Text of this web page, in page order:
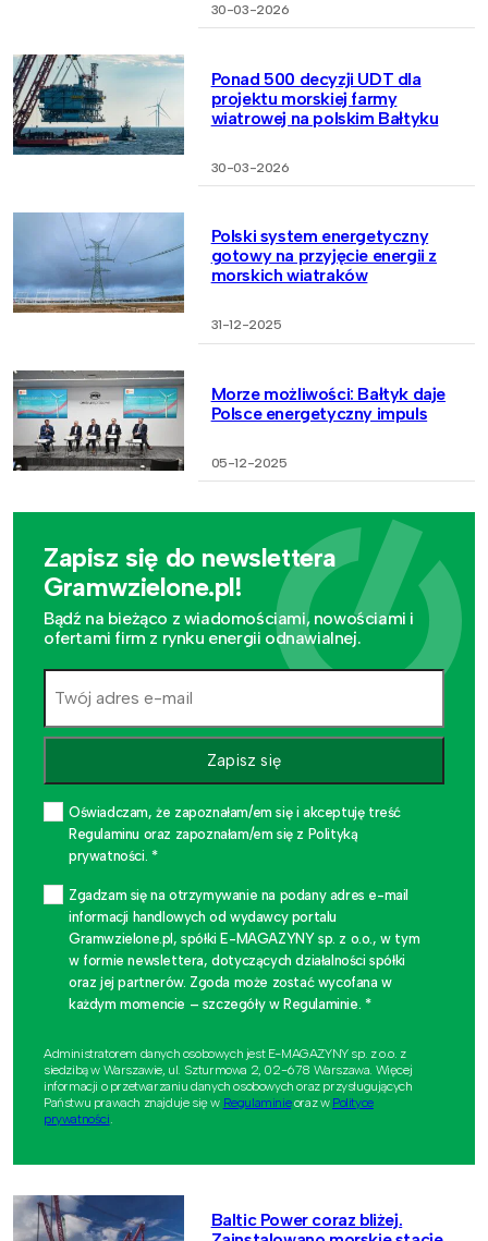
30-03-2026
Ponad 500 decyzji UDT dla
projektu morskiej farmy
wiatrowej na polskim Bałtyku
30-03-2026
Polski system energetyczny
gotowy na przyjęcie energii z
morskich wiatraków
31-12-2025
Morze możliwości: Bałtyk daje
Polsce energetyczny impuls
05-12-2025
Zapisz się do newslettera
Gramwzielone.pl!
Bądź na bieżąco z wiadomościami, nowościami i
ofertami firm z rynku energii odnawialnej.
Zapisz się
Oświadczam, że zapoznałam/em się i akceptuję treść
Regulaminu oraz zapoznałam/em się z Polityką
prywatności. *
Zgadzam się na otrzymywanie na podany adres e-mail
informacji handlowych od wydawcy portalu
Gramwzielone.pl, spółki E-MAGAZYNY sp. z o.o., w tym
w formie newslettera, dotyczących działalności spółki
oraz jej partnerów. Zgoda może zostać wycofana w
każdym momencie – szczegóły w Regulaminie. *
Administratorem danych osobowych jest E-MAGAZYNY sp. z o.o. z
siedzibą w Warszawie, ul. Szturmowa 2, 02-678 Warszawa. Więcej
informacji o przetwarzaniu danych osobowych oraz przysługujących
Państwu prawach znajduje się w Regulaminieoraz w Polityce
prywatności.
Baltic Power coraz bliżej.